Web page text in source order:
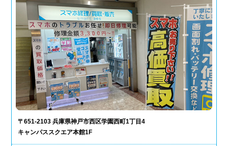
〒651-2103 兵庫県神戸市西区学園西町1丁目4
キャンパススクエア本館1F